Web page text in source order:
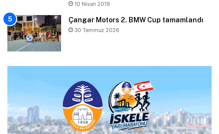
10 Nisan 2019
Çangar Motors 2. BMW Cup tamamlandı
30 Temmuz 2026